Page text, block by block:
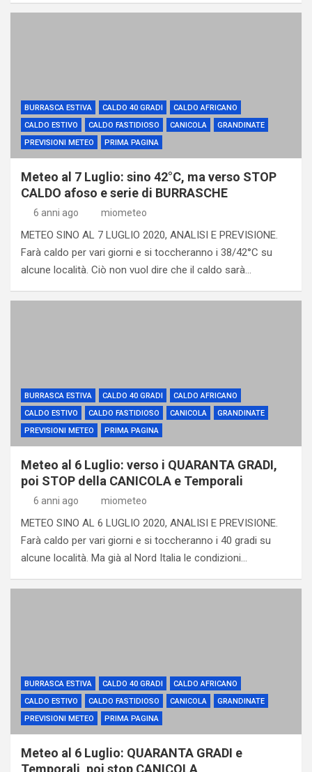
BURRASCA ESTIVA CALDO 40 GRADI
CALDO AFRICANO
CALDO ESTIVO
CALDO FASTIDIOSO CANICOLA
GRANDINATE
PREVISIONI METEO
PRIMA PAGINA
Meteo al 7 Luglio: sino 42°C, ma verso STOP
CALDO afoso e serie di BURRASCHE
6 anni ago miometeo
METEO SINO AL 7 LUGLIO 2020, ANALISI E PREVISIONE.
Farà caldo per vari giorni e si toccheranno i 38/42°C su
alcune località. Ciò non vuol dire che il caldo sarà…
BURRASCA ESTIVA CALDO 40 GRADI
CALDO AFRICANO
CALDO ESTIVO
CALDO FASTIDIOSO CANICOLA
GRANDINATE
PREVISIONI METEO
PRIMA PAGINA
Meteo al 6 Luglio: verso i QUARANTA GRADI,
poi STOP della CANICOLA e Temporali
6 anni ago miometeo
METEO SINO AL 6 LUGLIO 2020, ANALISI E PREVISIONE.
Farà caldo per vari giorni e si toccheranno i 40 gradi su
alcune località. Ma già al Nord Italia le condizioni…
BURRASCA ESTIVA CALDO 40 GRADI
CALDO AFRICANO
CALDO ESTIVO
CALDO FASTIDIOSO CANICOLA
GRANDINATE
PREVISIONI METEO
PRIMA PAGINA
Meteo al 6 Luglio: QUARANTA GRADI e
Temporali, poi stop CANICOLA